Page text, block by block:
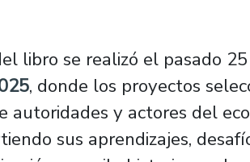
libro se realizó el pasado
, donde los proyectos
autoridades y actores del
sus aprendizajes,